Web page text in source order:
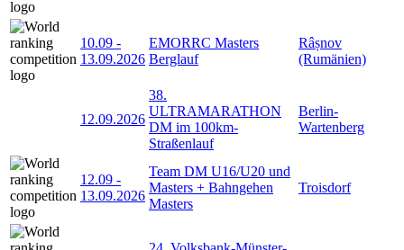
10.09 -
13.09.2026
EMORRC Masters
Berglauf
Râșnov
(Rumänien)
12.09.2026
38.
ULTRAMARATHON
DM im 100km-
Straßenlauf
Berlin-
Wartenberg
12.09 -
13.09.2026
Team DM U16/U20 und
Masters + Bahngehen
Masters
Troisdorf